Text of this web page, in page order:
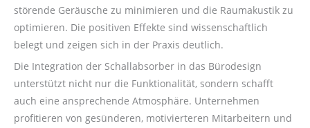
störende Geräusche zu minimieren und die Raumakustik zu
optimieren. Die positiven Effekte sind wissenschaftlich
belegt und zeigen sich in der Praxis deutlich.
Die Integration der Schallabsorber in das Bürodesign
unterstützt nicht nur die Funktionalität, sondern schafft
auch eine ansprechende Atmosphäre. Unternehmen
profitieren von gesünderen, motivierteren Mitarbeitern und